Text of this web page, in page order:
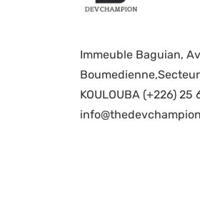
Immeuble Baguian,
KOULOUBA (+226) 25